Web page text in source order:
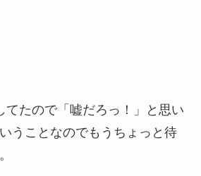
てたので「嘘だろっ！」と思い
うことなのでもうちょっと待